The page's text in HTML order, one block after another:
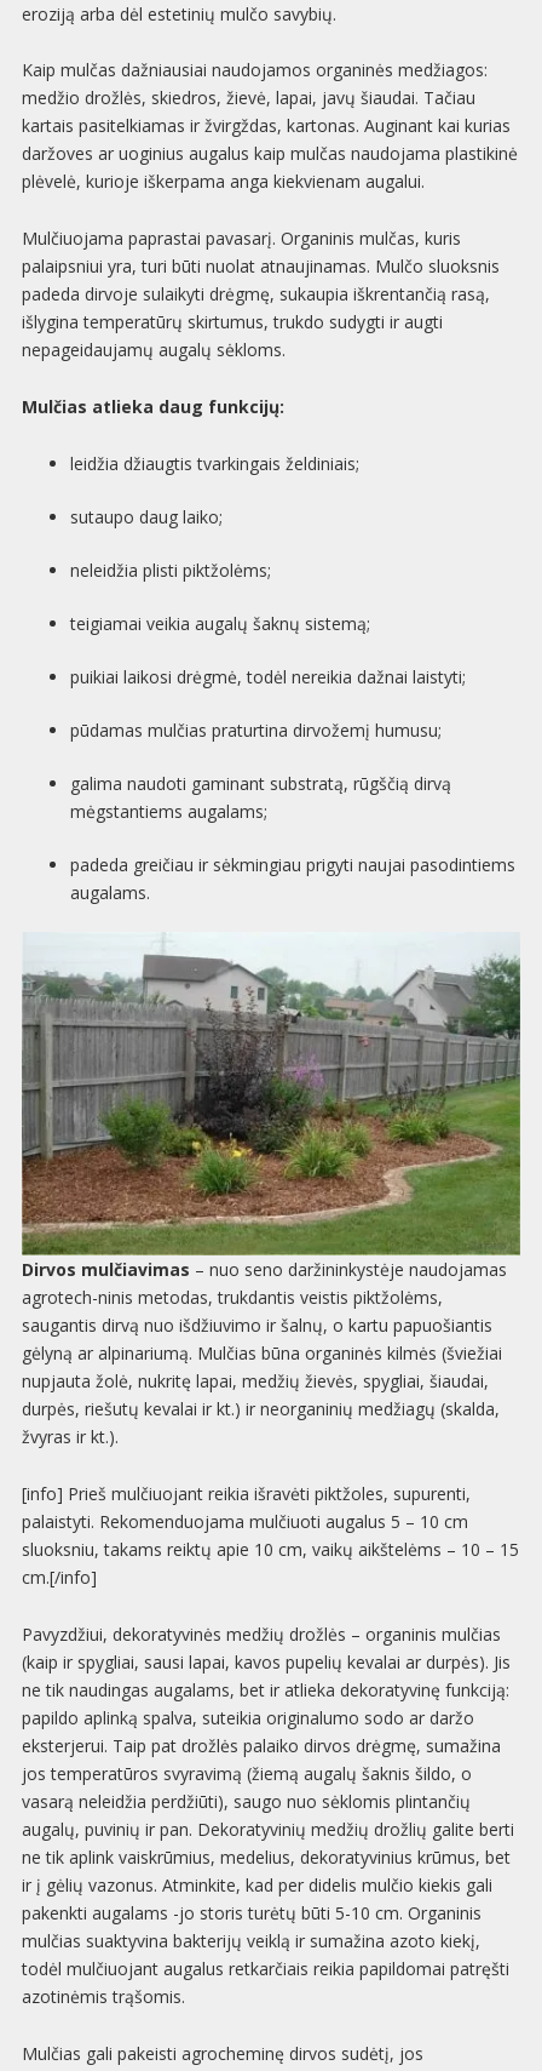
eroziją arba dėl estetinių mulčo savybių.
Kaip mulčas dažniausiai naudojamos organinės medžiagos:
medžio drožlės, skiedros, žievė, lapai, javų šiaudai. Tačiau
kartais pasitelkiamas ir žvirgždas, kartonas. Auginant kai kurias
daržoves ar uoginius augalus kaip mulčas naudojama plastikinė
plėvelė, kurioje iškerpama anga kiekvienam augalui.
Mulčiuojama paprastai pavasarį. Organinis mulčas, kuris
palaipsniui yra, turi būti nuolat atnaujinamas. Mulčo sluoksnis
padeda dirvoje sulaikyti drėgmę, sukaupia iškrentančią rasą,
išlygina temperatūrų skirtumus, trukdo sudygti ir augti
nepageidaujamų augalų sėkloms.
Mulčias atlieka daug funkcijų:
leidžia džiaugtis tvarkingais želdiniais;
sutaupo daug laiko;
neleidžia plisti piktžolėms;
teigiamai veikia augalų šaknų sistemą;
puikiai laikosi drėgmė, todėl nereikia dažnai laistyti;
pūdamas mulčias praturtina dirvožemį humusu;
galima naudoti gaminant substratą, rūgščią dirvą
mėgstantiems augalams;
padeda greičiau ir sėkmingiau prigyti naujai pasodintiems
augalams.
Dirvos mulčiavimas – nuo seno daržininkystėje naudojamas
agrotech-ninis metodas, trukdantis veistis piktžolėms,
saugantis dirvą nuo išdžiuvimo ir šalnų, o kartu papuošiantis
gėlyną ar alpinariumą. Mulčias būna organinės kilmės (šviežiai
nupjauta žolė, nukritę lapai, medžių žievės, spygliai, šiaudai,
durpės, riešutų kevalai ir kt.) ir neorganinių medžiagų (skalda,
žvyras ir kt.).
[info] Prieš mulčiuojant reikia išravėti piktžoles, supurenti,
palaistyti. Rekomenduojama mulčiuoti augalus 5 – 10 cm
sluoksniu, takams reiktų apie 10 cm, vaikų aikštelėms – 10 – 15
cm.[/info]
Pavyzdžiui, dekoratyvinės medžių drožlės – organinis mulčias
(kaip ir spygliai, sausi lapai, kavos pupelių kevalai ar durpės). Jis
ne tik naudingas augalams, bet ir atlieka dekoratyvinę funkciją:
papildo aplinką spalva, suteikia originalumo sodo ar daržo
eksterjerui. Taip pat drožlės palaiko dirvos drėgmę, sumažina
jos temperatūros svyravimą (žiemą augalų šaknis šildo, o
vasarą neleidžia perdžiūti), saugo nuo sėklomis plintančių
augalų, puvinių ir pan. Dekoratyvinių medžių drožlių galite berti
ne tik aplink vaiskrūmius, medelius, dekoratyvinius krūmus, bet
ir į gėlių vazonus. Atminkite, kad per didelis mulčio kiekis gali
pakenkti augalams -jo storis turėtų būti 5-10 cm. Organinis
mulčias suaktyvina bakterijų veiklą ir sumažina azoto kiekį,
todėl mulčiuojant augalus retkarčiais reikia papildomai patręšti
azotinėmis trąšomis.
Mulčias gali pakeisti agrocheminę dirvos sudėtį, jos